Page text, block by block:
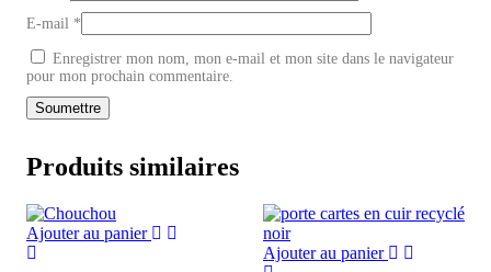
E-mail *
Enregistrer mon nom, mon e-mail et mon site dans le navigateur
pour mon prochain commentaire.
Produits similaires
Ajouter au panier
Ajouter au panier